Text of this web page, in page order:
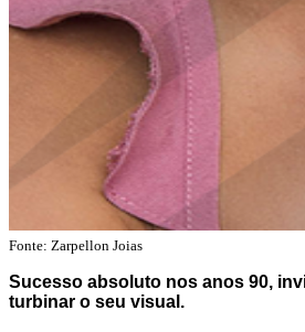
Fonte: Zarpellon Joias
Sucesso absoluto nos anos 90,
turbinar o seu visual.